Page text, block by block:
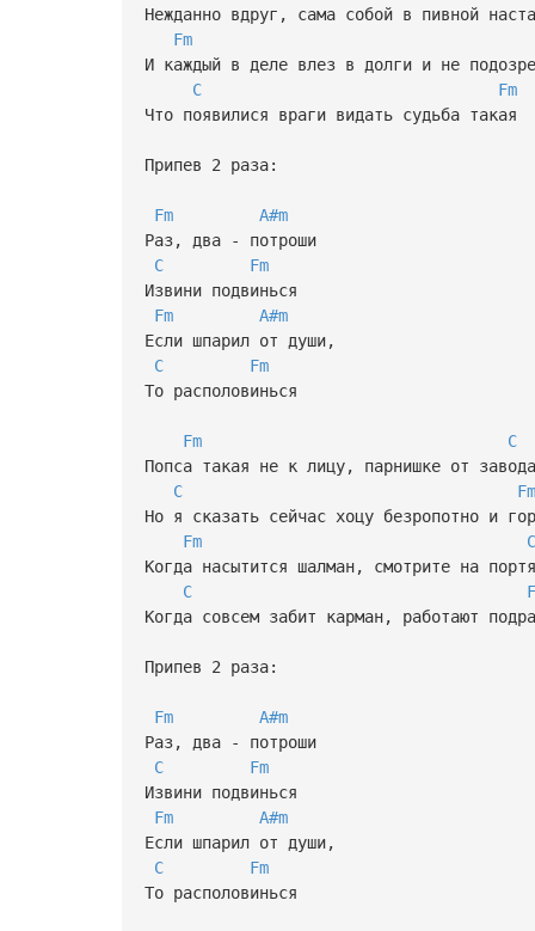
Нежданно вдруг, сама собой в пивной
Fm
И каждый в деле влез в долги и не
C
Fm
Что появилися враги видать судьба такая
Припев 2 раза:
Fm
A#m
Раз, два - потроши
C
Fm
Извини подвинься
Fm
A#m
Если шпарил от души,
C
Fm
То располовинься
Fm
C
Попса такая не к лицу, парнишке от
C
Fm
Но я сказать сейчас хоцу безропотно и
Fm
C
Когда насытится шалман, смотрите на
C
Когда совсем забит карман, работают
Припев 2 раза:
Fm
A#m
Раз, два - потроши
C
Fm
Извини подвинься
Fm
A#m
Если шпарил от души,
C
Fm
То располовинься